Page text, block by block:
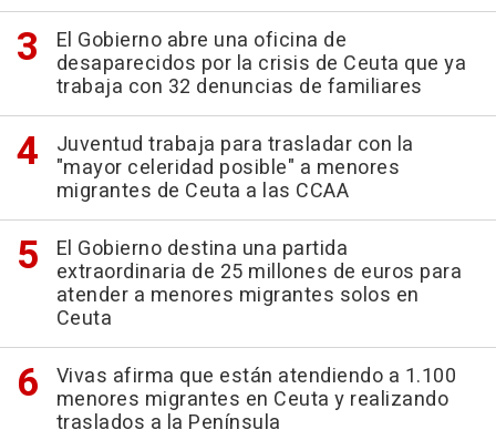
El Gobierno abre una oficina de
desaparecidos por la crisis de Ceuta que ya
trabaja con 32 denuncias de familiares
Juventud trabaja para trasladar con la
"mayor celeridad posible" a menores
migrantes de Ceuta a las CCAA
El Gobierno destina una partida
extraordinaria de 25 millones de euros para
atender a menores migrantes solos en
Ceuta
Vivas afirma que están atendiendo a 1.100
menores migrantes en Ceuta y realizando
traslados a la Península